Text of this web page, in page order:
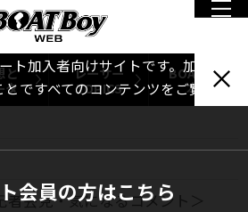
と
タ
レーサー
TOPICS
BOATBoy
本誌
ト加入者向けサイトです。加入者番
ですべてのコンテンツをご覧いただ
会員の方はこちら
INDEX
者会見・気になるコメント＞